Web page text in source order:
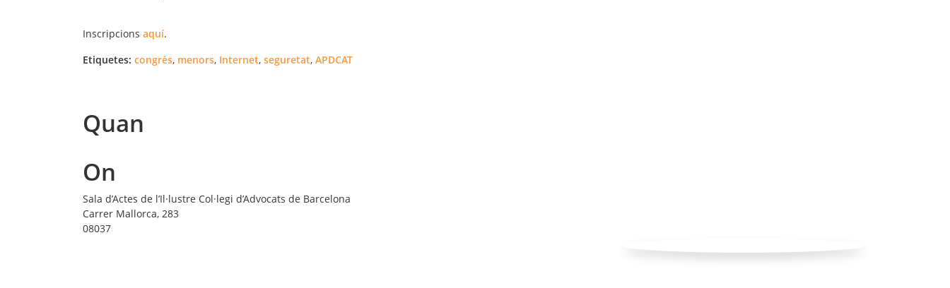
Inscripcions aquí.
Etiquetes: congrés, menors, Internet, seguretat, APDCAT
Quan
On
Sala d’Actes de l’Il·lustre Col·legi d’Advocats de Barcelona
Carrer Mallorca, 283
08037